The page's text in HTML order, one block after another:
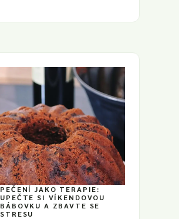
PEČENÍ JAKO TERAPIE:
UPEČTE SI VÍKENDOVOU
BÁBOVKU A ZBAVTE SE
STRESU